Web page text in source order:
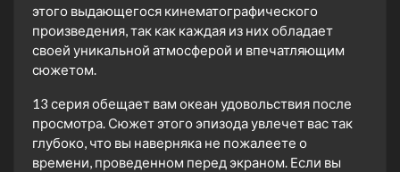
этого выдающегося кинематографического
произведения, так как каждая из них обладает
своей уникальной атмосферой и впечатляющим
сюжетом.
13 серия обещает вам океан удовольствия после
просмотра. Сюжет этого эпизода увлечет вас так
глубоко, что вы наверняка не пожалеете о
времени, проведенном перед экраном. Если вы